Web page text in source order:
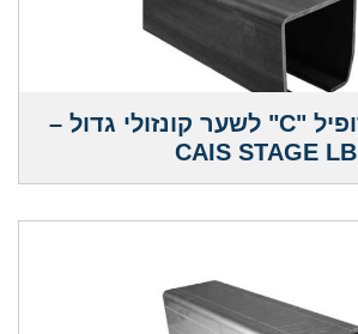
מסילה בפרופיל "C" לשער קונזולי גדול –
CAIS STAGE LB